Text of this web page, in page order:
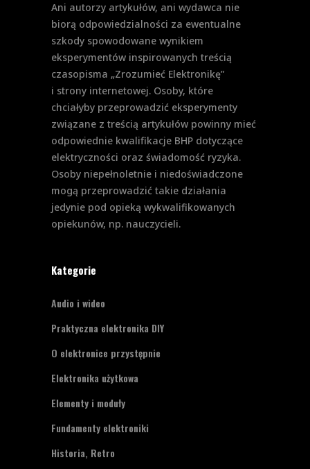
Ani autorzy artykułów, ani wydawca nie
biorą odpowiedzialności za ewentualne
szkody spowodowane wynikiem
eksperymentów inspirowanych treścią
czasopisma „Zrozumieć Elektronikę”
i strony internetowej. Osoby, które
chciałyby przeprowadzić eksperymenty
związane z treścią artykułów powinny mieć
odpowiednie kwalifikacje BHP dotyczące
elektryczności oraz świadomość ryzyka.
Osoby niepełnoletnie i niedoświadczone
mogą przeprowadzić takie działania
jedynie pod opieką wykwalifikowanych
opiekunów, np. nauczycieli.
Kategorie
Audio i wideo
Praktyczna elektronika DIY
O elektronice przystępnie
Elektronika użytkowa
Elementy i moduły
Fundamenty elektroniki
Historia, Retro